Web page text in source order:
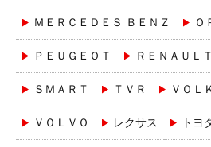
ＭＥＲＣＥＤＥＳ ＢＥＮＺ Ｏ
ＰＥＵＧＥＯＴ ＲＥＮＡＵＬＴ
ＳＭＡＲＴ ＴＶＲ ＶＯＬ
ＶＯＬＶＯ レクサス トヨ